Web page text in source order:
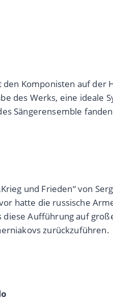
Komponisten auf
des Werks, eine ideale
Sängerensemble
und Frieden“ von
hatte die russische
Aufführung auf
zurückzuführen.